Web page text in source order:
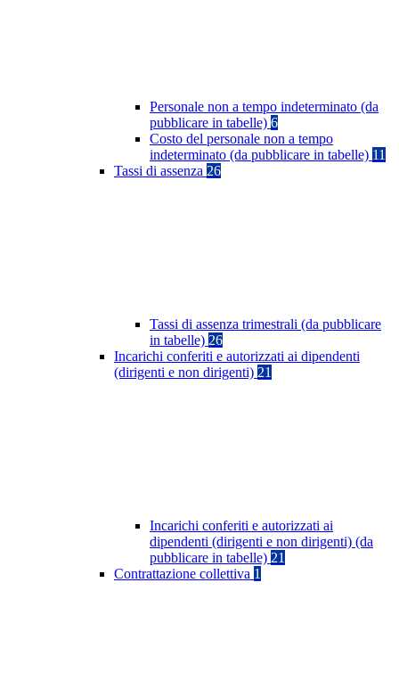
Personale non a tempo indeterminato (da
pubblicare in tabelle) 6
Costo del personale non a tempo
indeterminato (da pubblicare in tabelle) 11
Tassi di assenza 26
Tassi di assenza trimestrali (da pubblicare
in tabelle) 26
Incarichi conferiti e autorizzati ai dipendenti
(dirigenti e non dirigenti) 21
Incarichi conferiti e autorizzati ai
dipendenti (dirigenti e non dirigenti) (da
pubblicare in tabelle) 21
Contrattazione collettiva 1